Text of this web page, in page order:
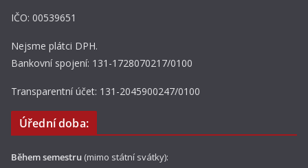
IČO: 00539651
Nejsme plátci DPH.
Bankovní spojení: 131-1728070217/0100
Transparentní účet: 131-2045900247/0100
Úřední doba:
Během semestru (mimo státní svátky):